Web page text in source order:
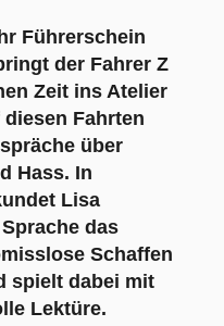
Führerschein
der Fahrer Z
Zeit ins Atelier
Fahrten
über
Hass. In
Lisa
das
Schaffen
spielt dabei mit
Lektüre.